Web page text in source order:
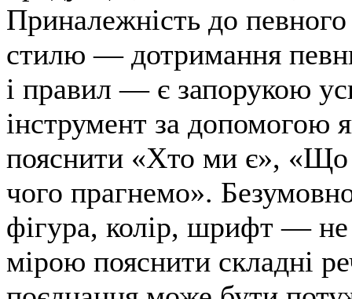
Приналежність до
стилю — дотримання
і правил — є запорукою
інструмент за допомогою
пояснити «Хто ми є»,
чого прагнемо».
фігура, колір, шрифт — не
мірою пояснити складні